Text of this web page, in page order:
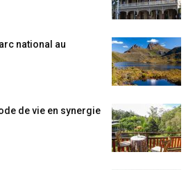
national au
de vie en synergie